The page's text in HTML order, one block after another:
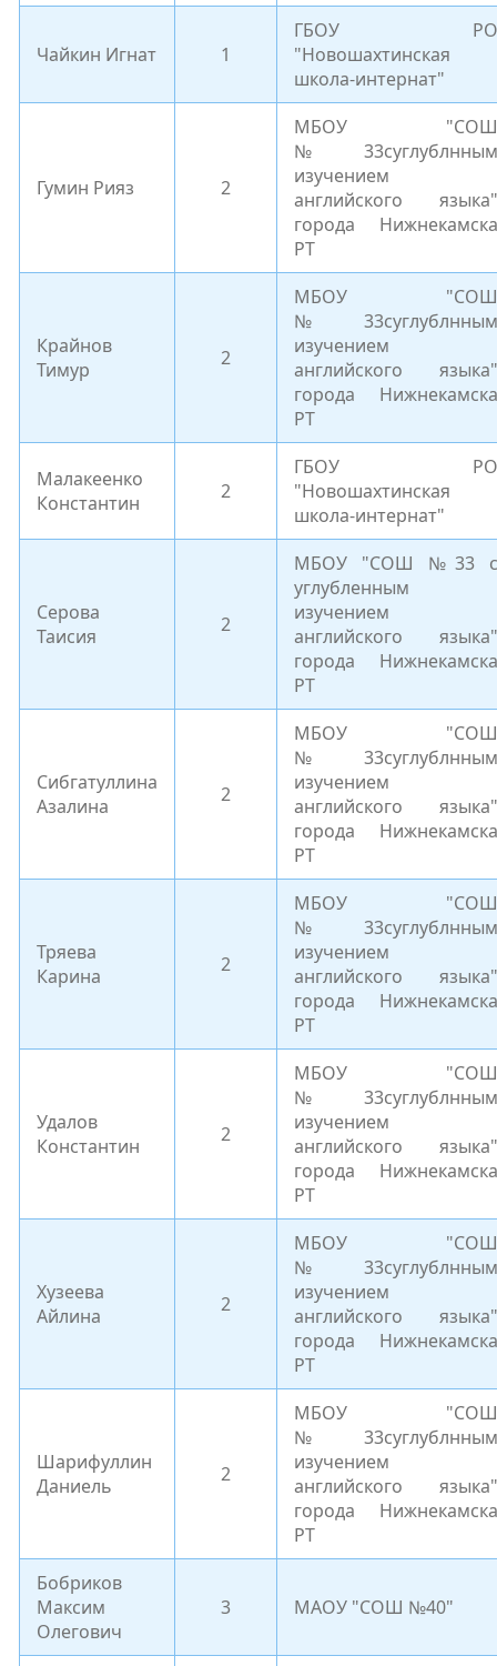
Чайкин Игнат 1
ГБОУ РО
"Новошахтинская
школа-интернат"
Гумин Рияз 2
МБОУ "СОШ
№33суглублнным
изучением
английского языка"
города Нижнекамска
РТ
Крайнов
Тимур
2
МБОУ "СОШ
№33суглублнным
изучением
английского языка"
города Нижнекамска
РТ
Малакеенко
Константин
2
ГБОУ РО
"Новошахтинская
школа-интернат"
Серова
Таисия
2
МБОУ "СОШ №33 с
углубленным
изучением
английского языка"
города Нижнекамска
РТ
Сибгатуллина
Азалина
2
МБОУ "СОШ
№33суглублнным
изучением
английского языка"
города Нижнекамска
РТ
Тряева
Карина
2
МБОУ "СОШ
№33суглублнным
изучением
английского языка"
города Нижнекамска
РТ
Удалов
Константин
2
МБОУ "СОШ
№33суглублнным
изучением
английского языка"
города Нижнекамска
РТ
Хузеева
Айлина
2
МБОУ "СОШ
№33суглублнным
изучением
английского языка"
города Нижнекамска
РТ
Шарифуллин
Даниель
2
МБОУ "СОШ
№33суглублнным
изучением
английского языка"
города Нижнекамска
РТ
Бобриков
Максим
Олегович
3 МАОУ "СОШ №40"